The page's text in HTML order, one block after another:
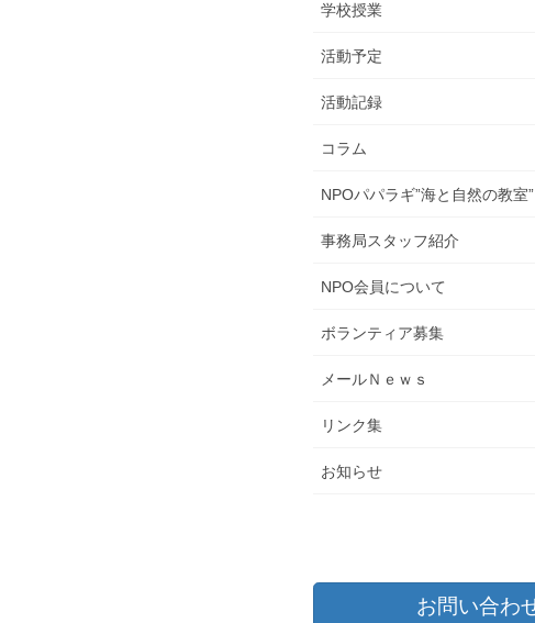
学校授業
活動予定
活動記録
コラム
NPOパパラギ”海と自然の教室”
事務局スタッフ紹介
NPO会員について
ボランティア募集
メールＮｅｗｓ
リンク集
お知らせ
お問い合わ